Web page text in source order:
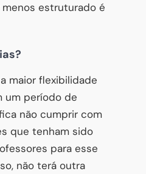
estruturado é
maior flexibilidade
um período de
não cumprir com
que tenham sido
para esse
não terá outra